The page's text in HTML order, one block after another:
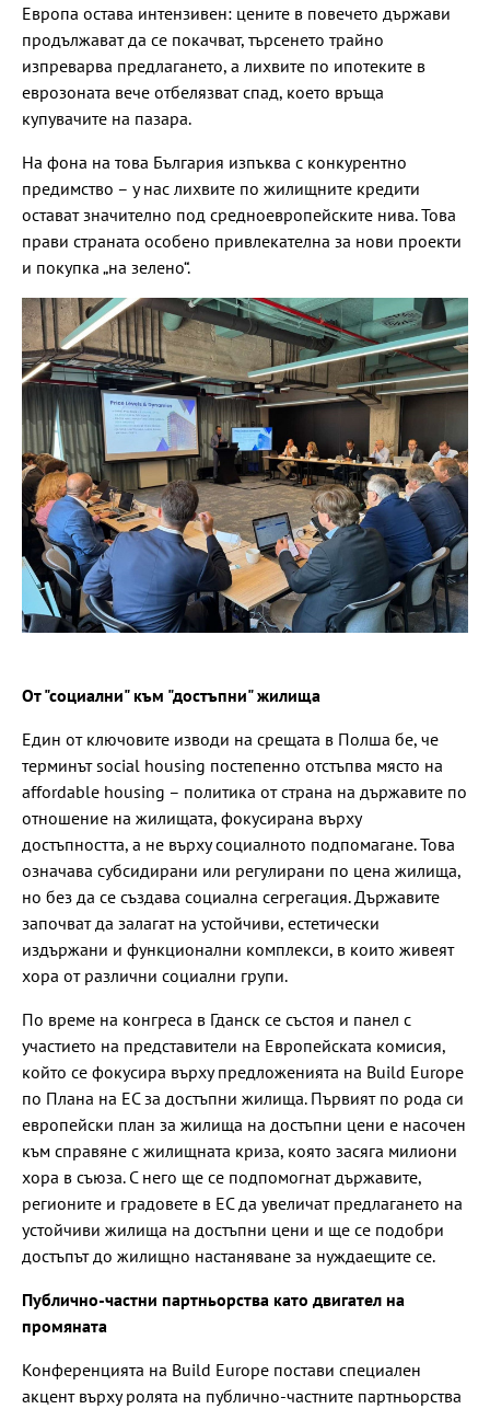
Европа остава интензивен: цените в повечето държави
продължават да се покачват, търсенето трайно
изпреварва предлагането, а лихвите по ипотеките в
еврозоната вече отбелязват спад, което връща
купувачите на пазара.
На фона на това България изпъква с конкурентно
предимство – у нас лихвите по жилищните кредити
остават значително под средноевропейските нива. Това
прави страната особено привлекателна за нови проекти
и покупка „на зелено“.
От "социални" към "достъпни" жилища
Един от ключовите изводи на срещата в Полша бе, че
терминът social housing постепенно отстъпва място на
affordable housing – политика от страна на държавите по
отношение на жилищата, фокусирана върху
достъпността, а не върху социалното подпомагане. Това
означава субсидирани или регулирани по цена жилища,
но без да се създава социална сегрегация. Държавите
започват да залагат на устойчиви, естетически
издържани и функционални комплекси, в които живеят
хора от различни социални групи.
По време на конгреса в Гданск се състоя и панел с
участието на представители на Европейската комисия,
който се фокусира върху предложенията на Build Europe
по Плана на ЕС за достъпни жилища. Първият по рода си
европейски план за жилища на достъпни цени е насочен
към справяне с жилищната криза, която засяга милиони
хора в съюза. С него ще се подпомогнат държавите,
регионите и градовете в ЕС да увеличат предлагането на
устойчиви жилища на достъпни цени и ще се подобри
достъпът до жилищно настаняване за нуждаещите се.
Публично-частни партньорства като двигател на
промяната
Конференцията на Build Europe постави специален
акцент върху ролята на публично-частните партньорства